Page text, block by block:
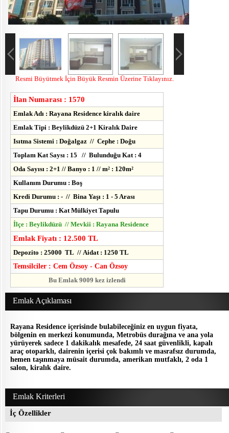
Resmi Büyütmek İçin Büyük Resmin Üzerine Tıklayınız.
İlan Numarası : 1570
Emlak Adı : Rayana Residence kiralık daire
Emlak Tipi : Beylikdüzü 2+1 Kiralık Daire
Isıtma Sistemi : Doğalgaz // Cephe : Doğu
Toplam Kat Saysı : 15 // Bulunduğu Kat : 4
Oda Sayısı : 2+1 // Banyo : 1 // m² : 120m²
Kullanım Durumu : Boş
Kredi Durumu : - // Bina Yaşı : 1 - 5 Arası
Tapu Durumu : Kat Mülkiyet Tapulu
İlçe : Beylikdüzü // Mevkii : Rayana Residence
Emlak Fiyatı : 12.500 TL
Depozito : 25000 TL // Aidat : 1250 TL
Temsilciler : Cem Özsoy - Can Özsoy
Bu Emlak 9009 kez izlendi
Emlak Açıklaması
Rayana Residence içerisinde bulabileceğiniz en uygun fiyata,
bölgenin en merkezi konumunda, Metrobüs durağına ve ana yola
yürüyerek sadece 1 dakikalık mesafede, 24 saat güvenlikli, kapalı
araç otoparklı, dairenin içerisi çok bakımlı ve masrafsız durumda,
hemen taşınmaya müsait durumda, amerikan mutfaklı, 2 oda 1
salon, kiralık daire.
Emlak Kriterleri
İç Özellikler